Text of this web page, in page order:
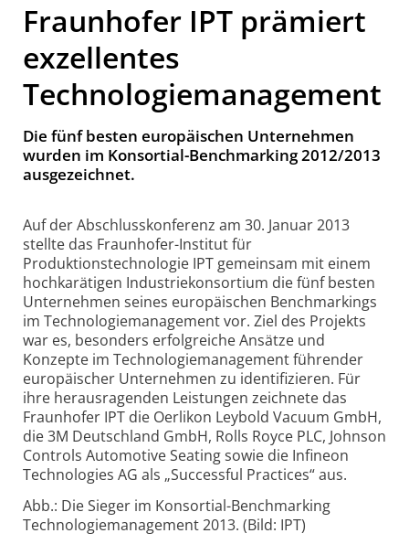
Fraunhofer IPT prämiert
exzellentes
Technologiemanagement
Die fünf besten europäischen Unternehmen
wurden im Konsortial-Benchmarking 2012/2013
ausgezeichnet.
Auf der Abschlusskonferenz am 30. Januar 2013
stellte das Fraunhofer-Institut für
Produktionstechnologie IPT gemeinsam mit einem
hochkarätigen Industriekonsortium die fünf besten
Unternehmen seines europäischen Benchmarkings
im Technologiemanagement vor. Ziel des Projekts
war es, besonders erfolgreiche Ansätze und
Konzepte im Technologiemanagement führender
europäischer Unternehmen zu identifizieren. Für
ihre herausragenden Leistungen zeichnete das
Fraunhofer IPT die Oerlikon Leybold Vacuum GmbH,
die 3M Deutschland GmbH, Rolls Royce PLC, Johnson
Controls Automotive Seating sowie die Infineon
Technologies AG als „Successful Practices“ aus.
Abb.: Die Sieger im Konsortial-Benchmarking
Technologiemanagement 2013. (Bild: IPT)